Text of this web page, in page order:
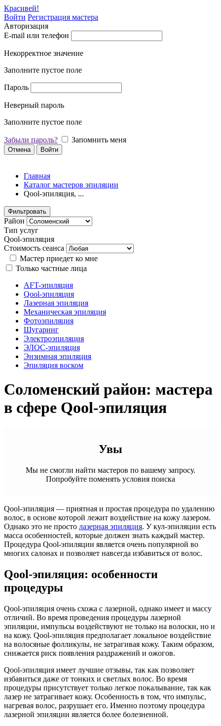
Красивей!
Войти Регистрация мастера
Авторизация
E-mail или телефон
Некорректное значение
Заполните пустое поле
Пароль
Неверный пароль
Заполните пустое поле
Забыли пароль? Запомнить меня
Отмена Войти
Главная
Каталог мастеров эпиляции
Qool-эпиляция, ...
Фильтровать
Район
Тип услуг
Qool-эпиляция
Стоимость сеанса
Мастер приедет ко мне
Только частные лица
AFT-эпиляция
Qool-эпиляция
Лазерная эпиляция
Механическая эпиляция
Фотоэпиляция
Шугаринг
Электроэпиляция
ЭЛОС-эпиляция
Энзимная эпиляция
Эпиляция воском
Соломенский район: мастера
в сфере Qool-эпиляция
Увы
Мы не смогли найти мастеров по вашему запросу.
Попробуйте поменять условия поиска
Qool-эпиляция — приятная и простая процедура по удалению
волос, в основе которой лежит воздействие на кожу лазером.
Однако это не просто лазерная эпиляция. У кул-эпиляции есть
масса особенностей, которые должен знать каждый мастер.
Процедура Qool-эпиляции является очень популярной во
многих салонах и позволяет навсегда избавиться от волос.
Qool-эпиляция: особенности
процедуры
Qool-эпиляция очень схожа с лазерной, однако имеет и массу
отличий. Во время проведения процедуры лазерной
эпиляции, импульсы воздействуют не только на волоски, но и
на кожу. Qool-эпиляция предполагает локальное воздействие
на волосяные фолликулы, не затрагивая кожу. Таким образом,
снижается риск появления раздражений и ожогов.
Qool-эпиляция имеет лучшие отзывы, так как позволяет
избавиться даже от тонких и светлых волос. Во время
процедуры присутствует только легкое покалывание, так как
лазер не затрагивает кожу. Особенность в том, что импульс,
нагревая волос, разрушает его. Именно поэтому процедура
лазерной эпиляции является более болезненной.